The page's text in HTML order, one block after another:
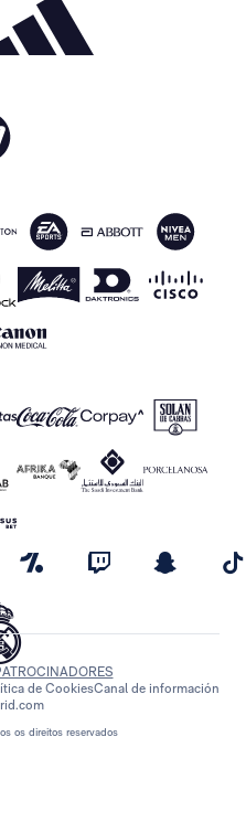
os direitos reservados
de CookiesCanal de información